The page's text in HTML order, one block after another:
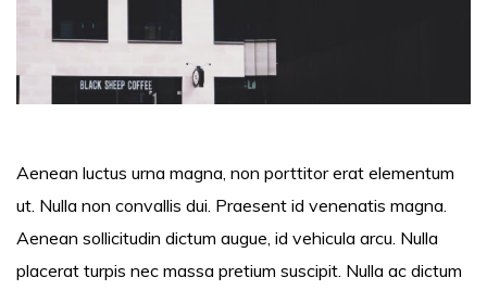
Aenean luctus urna magna, non porttitor erat elementum
ut. Nulla non convallis dui. Praesent id venenatis magna.
Aenean sollicitudin dictum augue, id vehicula arcu. Nulla
placerat turpis nec massa pretium suscipit. Nulla ac dictum